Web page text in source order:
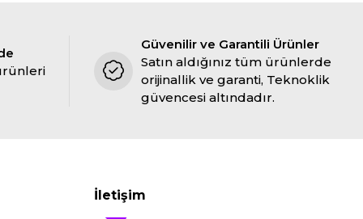
Güvenilir ve Garantili Ürünler
Satın aldığınız tüm ürünlerde
orijinallik ve garanti, Teknoklik
güvencesi altındadır.
İletişim